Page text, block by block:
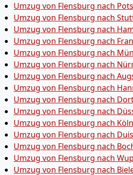
Umzug von Flensburg nach
Umzug von Flensburg nach
Umzug von Flensburg nach
Umzug von Flensburg nach
Umzug von Flensburg nach
Umzug von Flensburg nach
Umzug von Flensburg nach
Umzug von Flensburg nach
Umzug von Flensburg nach
Umzug von Flensburg nach
Umzug von Flensburg nach Köln
Umzug von Flensburg nach
Umzug von Flensburg nach
Umzug von Flensburg nach
Umzug von Flensburg nach